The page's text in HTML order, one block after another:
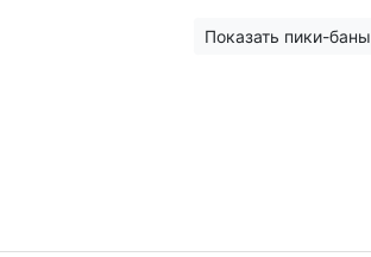
Показать пики-баны